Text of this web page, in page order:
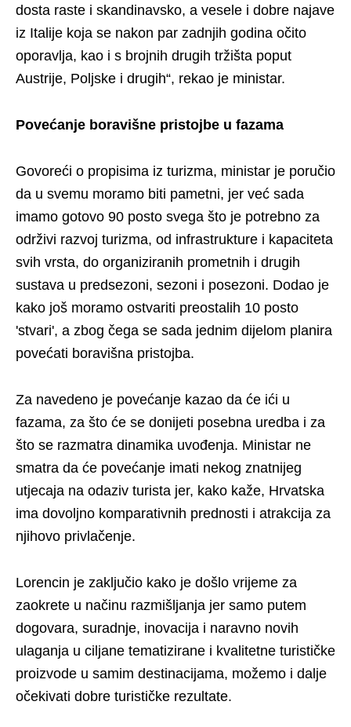
dosta raste i skandinavsko, a vesele i dobre najave
iz Italije koja se nakon par zadnjih godina očito
oporavlja, kao i s brojnih drugih tržišta poput
Austrije, Poljske i drugih“, rekao je ministar.
Povećanje boravišne pristojbe u fazama
Govoreći o propisima iz turizma, ministar je poručio
da u svemu moramo biti pametni, jer već sada
imamo gotovo 90 posto svega što je potrebno za
održivi razvoj turizma, od infrastrukture i kapaciteta
svih vrsta, do organiziranih prometnih i drugih
sustava u predsezoni, sezoni i posezoni. Dodao je
kako još moramo ostvariti preostalih 10 posto
'stvari', a zbog čega se sada jednim dijelom planira
povećati boravišna pristojba.
Za navedeno je povećanje kazao da će ići u
fazama, za što će se donijeti posebna uredba i za
što se razmatra dinamika uvođenja. Ministar ne
smatra da će povećanje imati nekog znatnijeg
utjecaja na odaziv turista jer, kako kaže, Hrvatska
ima dovoljno komparativnih prednosti i atrakcija za
njihovo privlačenje.
Lorencin je zaključio kako je došlo vrijeme za
zaokrete u načinu razmišljanja jer samo putem
dogovara, suradnje, inovacija i naravno novih
ulaganja u ciljane tematizirane i kvalitetne turističke
proizvode u samim destinacijama, možemo i dalje
očekivati dobre turističke rezultate.